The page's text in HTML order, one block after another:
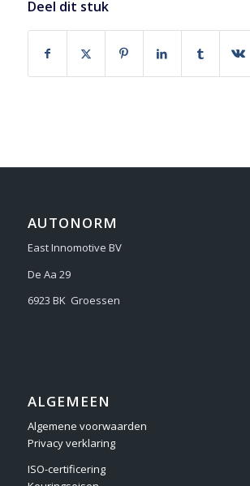
Deel dit stuk
AUTONORM
East Innomotive BV
De Aa 29
6923 BK Groessen
ALGEMEEN
Algemene voorwaarden
Privacy verklaring
ISO-certificering